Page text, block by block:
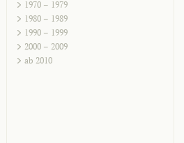
1970 – 1979
1980 – 1989
1990 – 1999
2000 – 2009
ab 2010